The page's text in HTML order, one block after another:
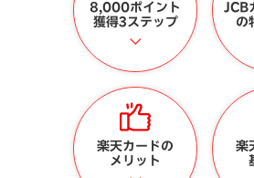
8,000ポイント
獲得3ステップ
JCB
の
楽天カードの
メリット
楽